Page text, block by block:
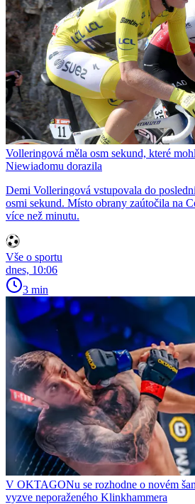
Volleringová měla osm sekund, které
Niewiadomu dorazila
Demi Volleringová vstupovala do
osmi sekund. Místo obrany zaútočila na
více než minutu.
Vše o sportu
dnes, 10:06
3 min
V OKTAGONu se rozhodne o novém
vyzve neporaženého Klinkhammera